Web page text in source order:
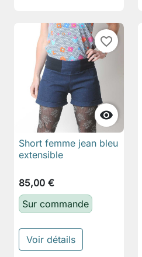

favorite_border
Short femme jean bleu
extensible
85,00 €
Sur commande
Voir détails